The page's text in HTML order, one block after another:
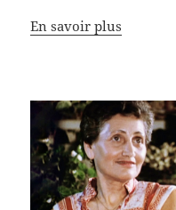
En savoir plus